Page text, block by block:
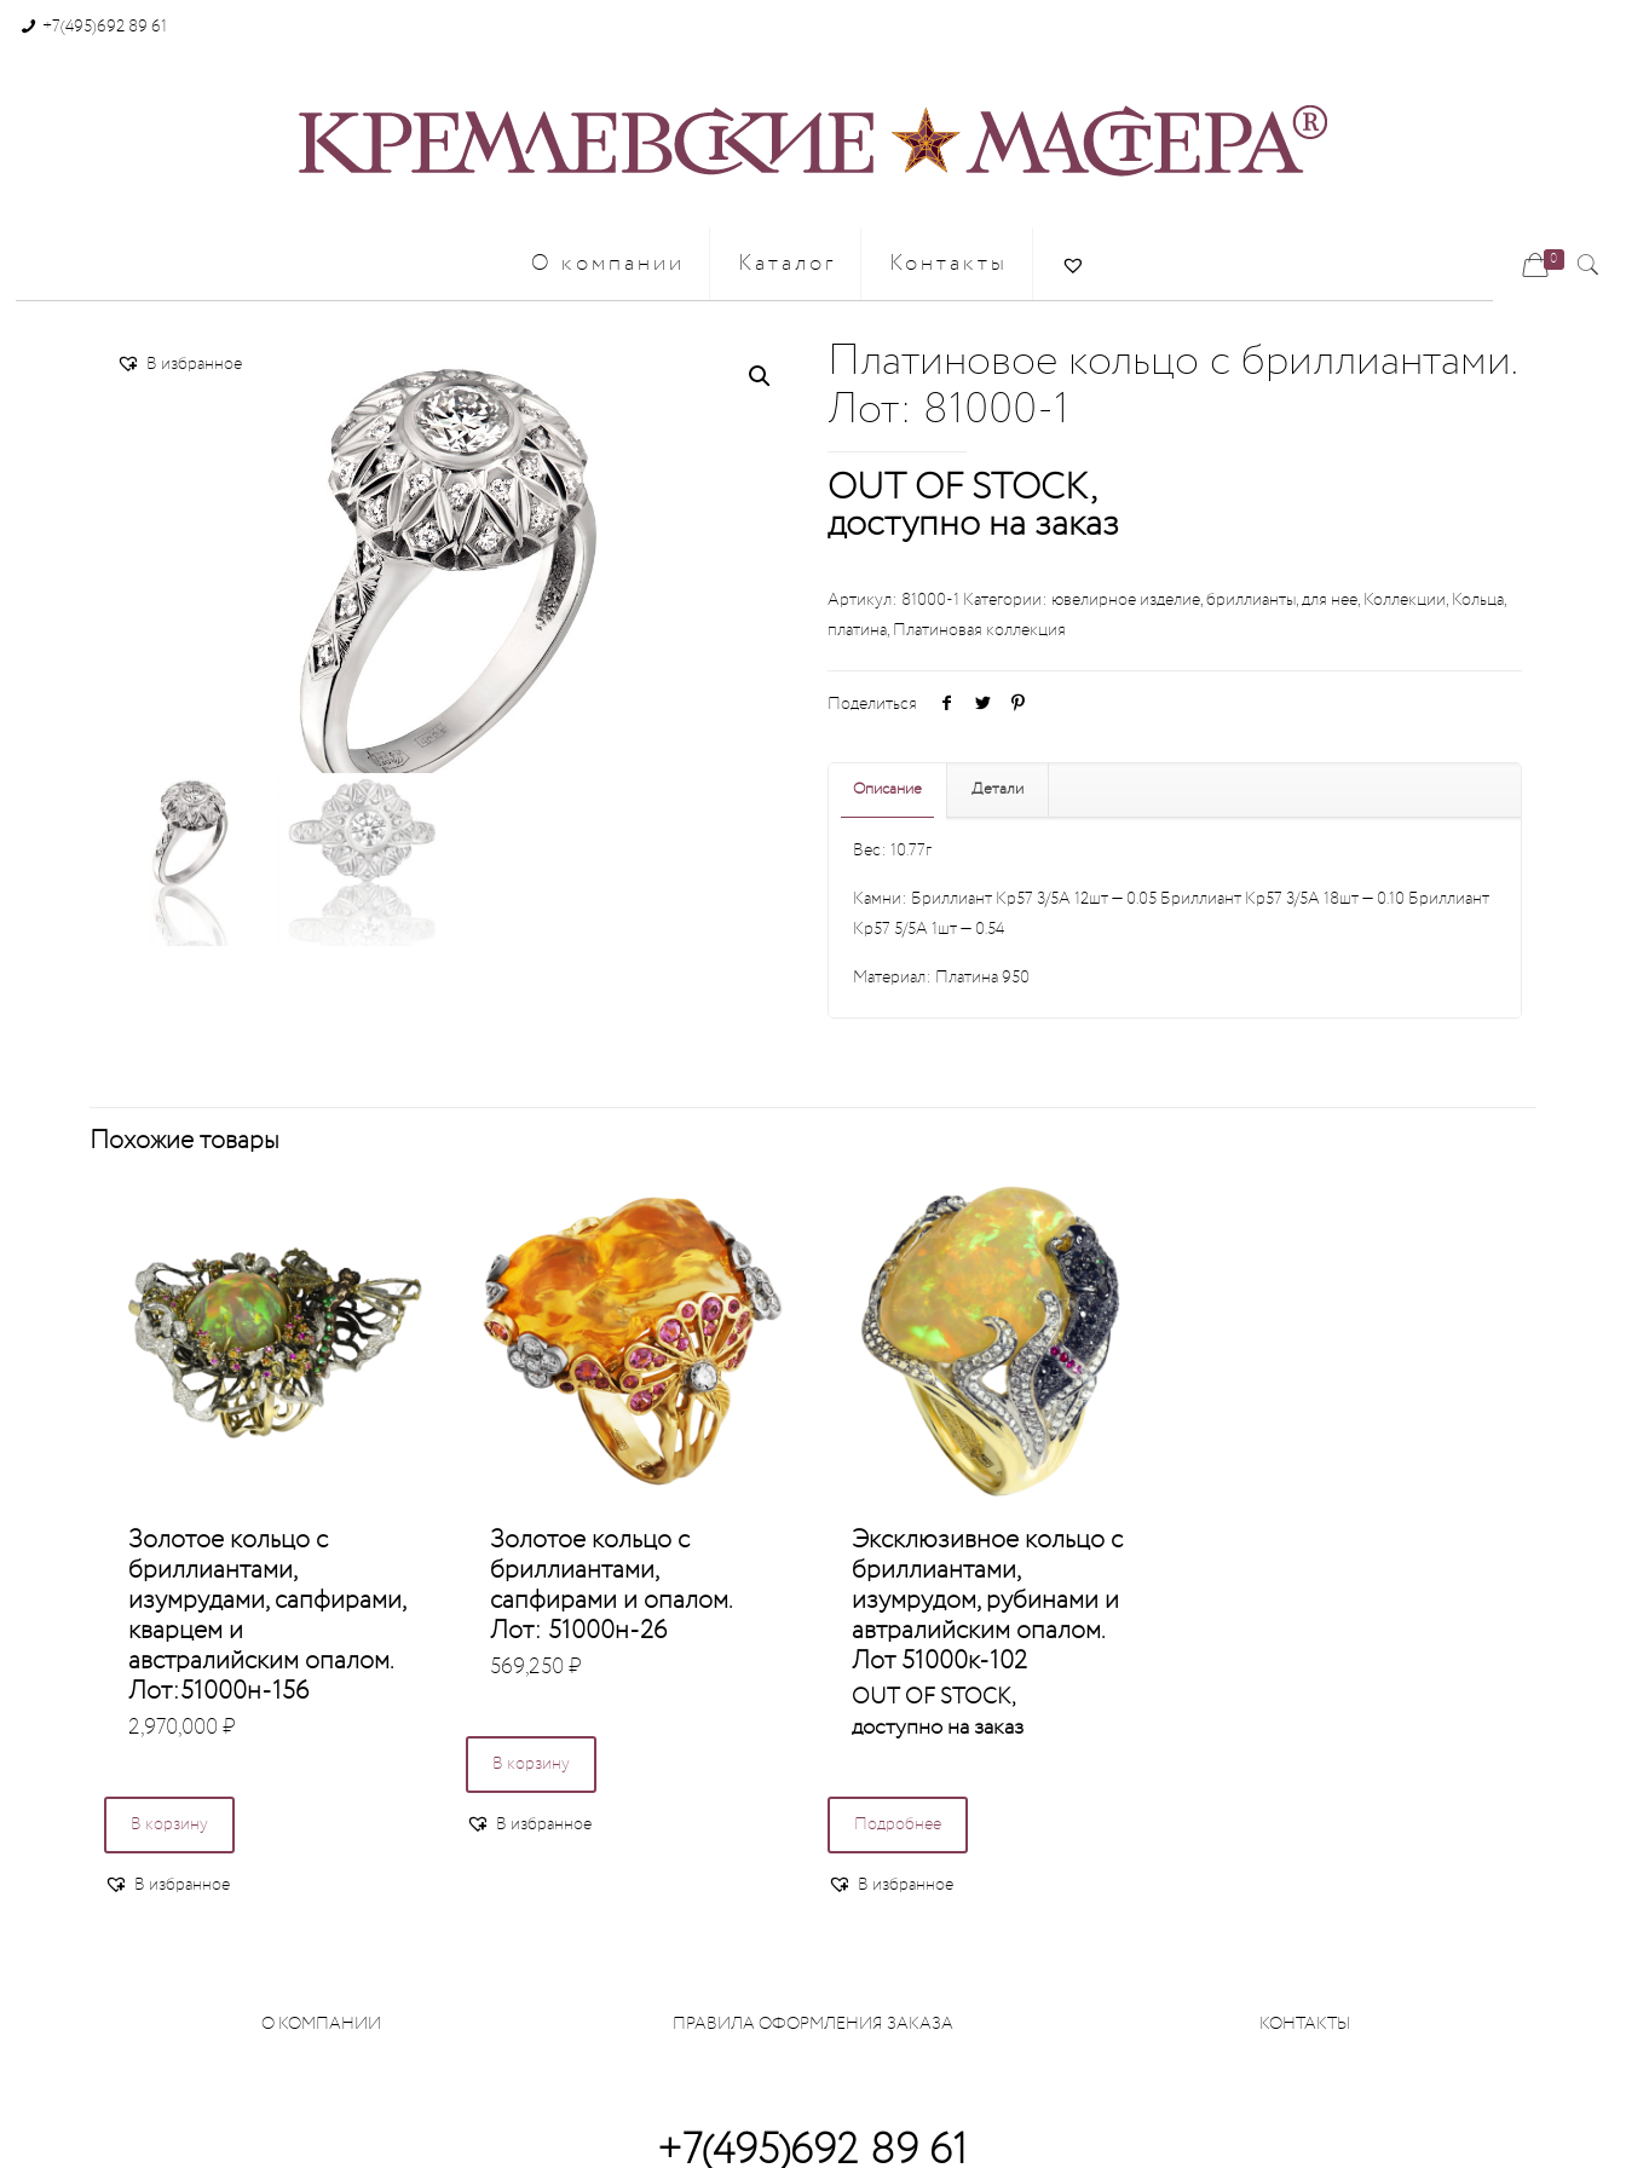
+7(495)692 89 61
О компании Каталог Контакты 0
В избранное Платиновое кольцо с бриллиантами.
Лот: 81000-1
OUT OF STOCK,
доступно на заказ
Артикул: 81000-1 Категории: ювелирное изделие,бриллианты,для нее, Коллекции, Кольца,
платина, Платиновая коллекция
Поделиться
Описание Детали
Вес: 10.77г
Камни: Бриллиант Кр57 3/5А 12шт — 0.05 Бриллиант Кр57 3/5А 18шт — 0.10 Бриллиант
Кр57 5/5А 1шт — 0.54
Материал: Платина 950
Похожие товары
Золотое кольцо с
бриллиантами,
изумрудами, сапфирами,
кварцем и
австралийским опалом.
Лот:51000н-156
2,970,000₽
В корзину
В избранное
Золотое кольцо с
бриллиантами,
сапфирами и опалом.
Лот: 51000н-26
569,250₽
В корзину
В избранное
Эксклюзивное кольцо с
бриллиантами,
изумрудом, рубинами и
автралийским опалом.
Лот 51000к-102
OUT OF STOCK,
доступно на заказ
Подробнее
В избранное
О КОМПАНИИ ПРАВИЛА ОФОРМЛЕНИЯ ЗАКАЗА КОНТАКТЫ
+7(495)692 89 61